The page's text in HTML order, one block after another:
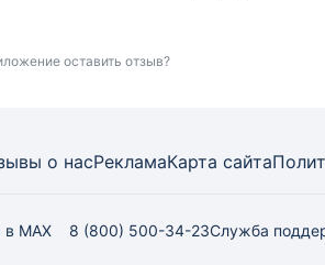
оставить отзыв?
о насРекламаКарта сайта
MAX 8 (800) 500-34-23Служба